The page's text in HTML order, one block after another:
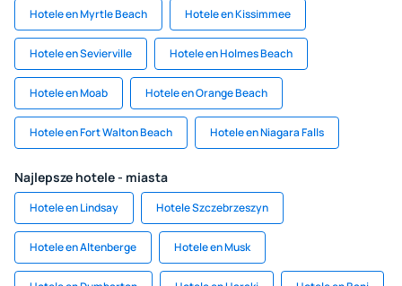
Hotele en Myrtle Beach Hotele en Kissimmee
Hotele en Sevierville Hotele en Holmes Beach
Hotele en Moab Hotele en Orange Beach
Hotele en Fort Walton Beach Hotele en Niagara Falls
Najlepsze hotele - miasta
Hotele en Lindsay Hotele Szczebrzeszyn
Hotele en Altenberge Hotele en Musk